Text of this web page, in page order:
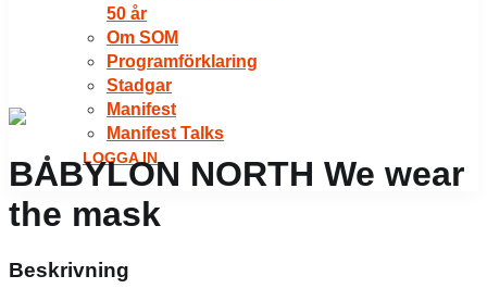
50 år
Om SOM
Programförklaring
Stadgar
Manifest
Manifest Talks
LOGGA IN
BABYLON NORTH We wear
the mask
Beskrivning